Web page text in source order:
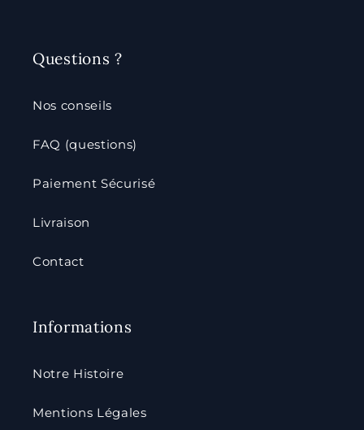
Questions ?
Nos conseils
FAQ (questions)
Paiement Sécurisé
Livraison
Contact
Informations
Notre Histoire
Mentions Légales